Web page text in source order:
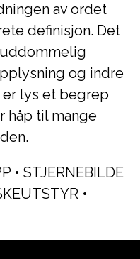
av ordet
definisjon. Det
og indre
er lys et begrep
håp til mange
• STJERNEBILDE
•